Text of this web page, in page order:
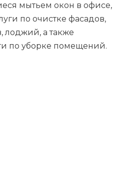
мытьем окон в офисе,
по очистке фасадов,
лоджий, а также
по уборке помещений.